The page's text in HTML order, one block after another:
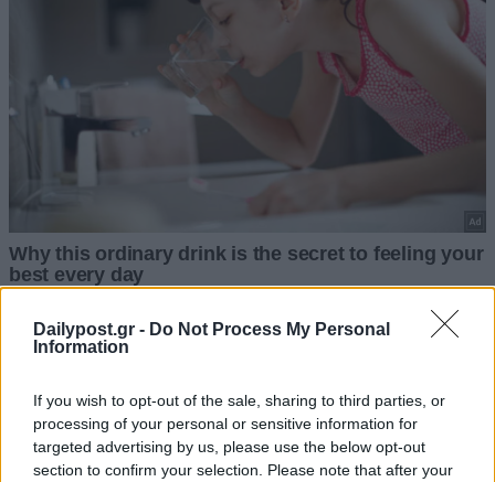
Dailypost.gr - Do Not Process My Personal
Information
If you wish to opt-out of the sale, sharing to third parties, or
processing of your personal or sensitive information for
targeted advertising by us, please use the below opt-out
section to confirm your selection. Please note that after your